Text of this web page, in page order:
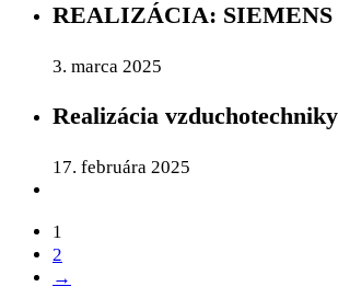
REALIZÁCIA:
3. marca 2025
Realizácia
17. februára 2025
1
2
→